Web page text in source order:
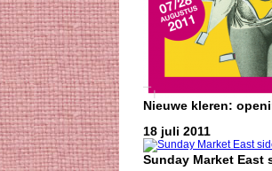
Nieuwe kleren:
18 juli 2011
Sunday Market East